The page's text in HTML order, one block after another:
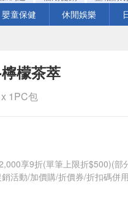
嬰童保健 休閒娛樂
檬茶萃
1PC包
享9折(單筆上限折$500)(部
活動/加價購/折價券/折扣碼併